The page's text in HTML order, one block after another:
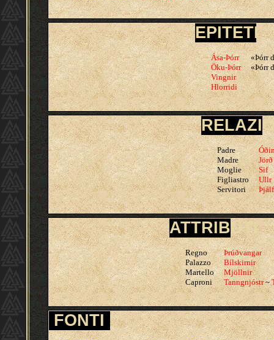
EPITETI
Ása-Þórr
Öku-Þórr
Vingnir
Hlorridi
«Þórr
«Þórr
Padre
Madre
Moglie
Figliastro
Servitori
Jörð
Sif
Ullr
ATTRIBUTI
Regno
Palazzo
Martello
Caproni
Þrúðvangar
Bílskirnir
Mjöllnir
Tanngnjóstr~
FONTI